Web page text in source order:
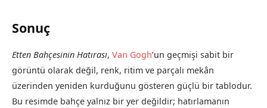
Sonuç
Etten Bahçesinin Hatırası, Van Gogh’un geçmişi sabit bir
görüntü olarak değil, renk, ritim ve parçalı mekân
üzerinden yeniden kurduğunu gösteren güçlü bir tablodur.
Bu resimde bahçe yalnız bir yer değildir; hatırlamanın